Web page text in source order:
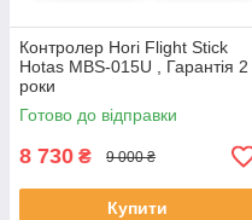
Контролер Hori Flight Stick
Hotas MBS-015U , Гарантія 2
роки
Готово до відправки
8 730 ₴ 9 000 ₴
Купити